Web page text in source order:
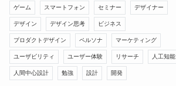
ゲーム スマートフォン セミナー デザイナー
デザイン デザイン思考 ビジネス
プロダクトデザイン ペルソナ マーケティング
ユーザビリティ ユーザー体験 リサーチ 人工知能
人間中心設計 勉強 設計 開発